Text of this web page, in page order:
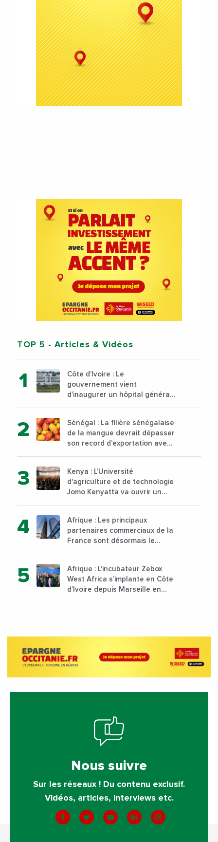
TOP 5 - Articles & Vidéos
Côte d’Ivoire : Le
gouvernement vient
d’inaugurer un hôpital général
Sénégal : La filière sénégalaise
de la mangue devrait dépasser
son record d’exportation avec
Kenya : L’Université
d'agriculture et de technologie
Jomo Kenyatta va ouvrir un
sur son campus de Karen à
Nairobi dès janvier 2023
Afrique : Les principaux
partenaires commerciaux de la
France sont désormais le
Afrique : L’incubateur Zebox
West Africa s’implante en Côte
d’Ivoire depuis Marseille en
Nous suivre
Sur les réseaux ! Du contenu exclusif.
Vidéos, articles, interviews etc.